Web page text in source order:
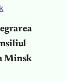
Minsk